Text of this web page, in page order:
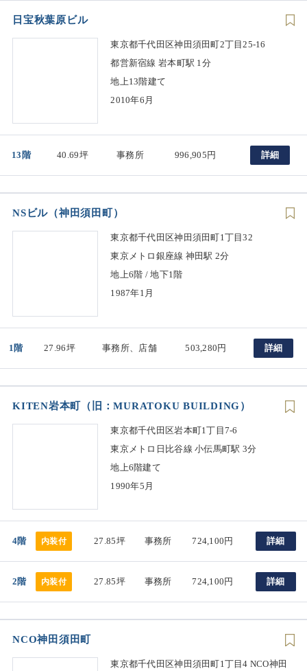
日宝秋葉原ビル
東京都千代田区神田須田町2丁目25-16
都営新宿線 岩本町駅 1分
地上13階建て
2010年6月
13階 40.69坪 事務所 996,905円 詳細
NSビル（神田須田町）
東京都千代田区神田須田町1丁目32
東京メトロ銀座線 神田駅 2分
地上6階 / 地下1階
1987年1月
1階 27.96坪 事務所、店舗 503,280円 詳細
KITEN岩本町（旧：MURATOKU BUILDING）
東京都千代田区岩本町1丁目7-6
東京メトロ日比谷線 小伝馬町駅 3分
地上6階建て
1990年5月
4階 内装付 27.85坪 事務所 724,100円 詳細
2階 内装付 27.85坪 事務所 724,100円 詳細
NCO神田須田町
東京都千代田区神田須田町1丁目4 NCO神田